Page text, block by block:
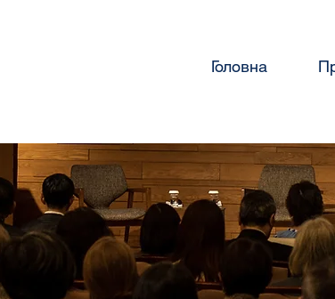
Головна